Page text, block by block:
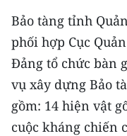
THỜI NAY
NHÂN DÂN CUỐI
NHÂN DÂN HẰNG
Bảo tàng tỉnh
phối hợp Cục
Đảng tổ chức bàn
vụ xây dựng Bảo
gồm: 14 hiện vật
cuộc kháng chiến